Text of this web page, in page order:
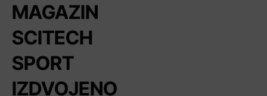
MAGAZIN
SCITECH
SPORT
IZDVOJENO